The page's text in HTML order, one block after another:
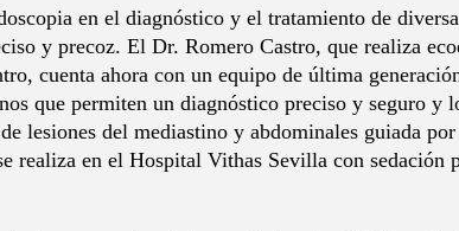
en el diagnóstico y el tratamiento de
y precoz. El Dr. Romero Castro, que realiza
cuenta ahora con un equipo de última
que permiten un diagnóstico preciso y seguro y
lesiones del mediastino y abdominales guiada
realiza en el Hospital Vithas Sevilla con sedación